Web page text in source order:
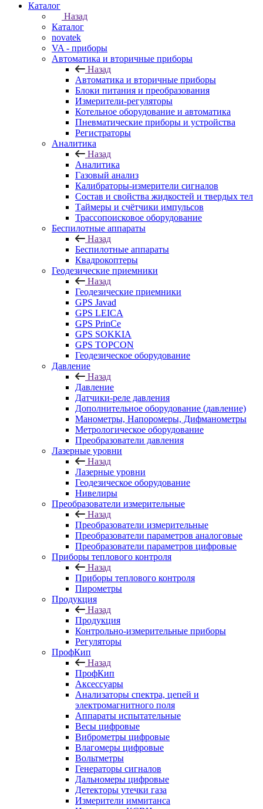
Каталог
Назад
Каталог
novatek
VA - приборы
Автоматика и вторичные приборы
Назад
Автоматика и вторичные приборы
Блоки питания и преобразования
Измерители-регуляторы
Котельное оборудование и автоматика
Пневматические приборы и устройства
Регистраторы
Аналитика
Назад
Аналитика
Газовый анализ
Калибраторы-измерители сигналов
Состав и свойства жидкостей и твердых тел
Таймеры и счётчики импульсов
Трассопоисковое оборудование
Беспилотные аппараты
Назад
Беспилотные аппараты
Квадрокоптеры
Геодезические приемники
Назад
Геодезические приемники
GPS Javad
GPS LEICA
GPS PrinCe
GPS SOKKIA
GPS TOPCON
Геодезическое оборудование
Давление
Назад
Давление
Датчики-реле давления
Дополнительное оборудование (давление)
Манометры, Напоромеры, Дифманометры
Метрологическое оборудование
Преобразователи давления
Лазерные уровни
Назад
Лазерные уровни
Геодезическое оборудование
Нивелиры
Преобразователи измерительные
Назад
Преобразователи измерительные
Преобразователи параметров аналоговые
Преобразователи параметров цифровые
Приборы теплового контроля
Назад
Приборы теплового контроля
Пирометры
Продукция
Назад
Продукция
Контрольно-измерительные приборы
Регуляторы
ПрофКип
Назад
ПрофКип
Аксессуары
Анализаторы спектра, цепей и
электромагнитного поля
Аппараты испытательные
Весы цифровые
Виброметры цифровые
Влагомеры цифровые
Вольтметры
Генераторы сигналов
Дальномеры цифровые
Детекторы утечки газа
Измерители иммитанса